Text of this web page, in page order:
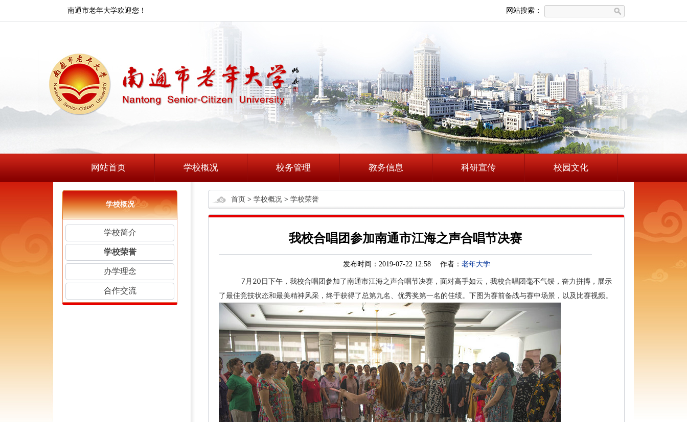
南通市老年大学欢迎您！ 网站搜索：
网站首页 学校概况 校务管理 教务信息 科研宣传 校园文化
学校概况
学校简介
学校荣誉
办学理念
合作交流
首页 > 学校概况 > 学校荣誉
我校合唱团参加南通市江海之声合唱节决赛
发布时间：2019-07-22 12:58 作者： 老年大学
7月20日下午，我校合唱团参加了南通市江海之声合唱节决赛，面对高手如云，我校合唱团毫不气馁，奋力拼摶，展示
了最佳竞技状态和最美精神风采，终于获得了总第九名、优秀奖第一名的佳绩。下图为赛前备战与赛中场景，以及比赛视频。